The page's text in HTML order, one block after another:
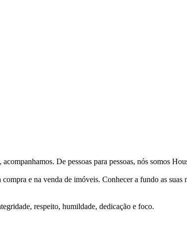
De pessoas para pessoas, nós somos
e na venda de imóveis. Conhecer a fundo as
respeito, humildade, dedicação e foco.